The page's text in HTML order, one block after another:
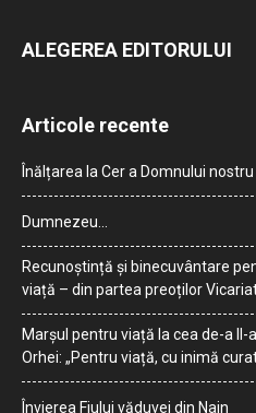
ALEGEREA EDITORULUI
Articole recente
Înălțarea la Cer a Domnului
Dumnezeu…
Recunoștință și binecuvântare
viață – din partea preoților
Marșul pentru viață la cea de-a II-
Orhei: „Pentru viață, cu inimă
Învierea Fiului văduvei din Nain